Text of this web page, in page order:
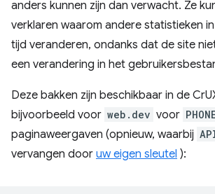
anders kunnen zijn dan verwacht. Ze
verklaren waarom andere statistieken
tijd veranderen, ondanks dat de site
een verandering in het
Deze bakken zijn beschikbaar in de
bijvoorbeeld voor web.dev voor
paginaweergaven (opnieuw, waarbij
vervangen door uw eigen sleutel ):